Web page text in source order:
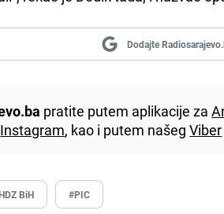
Dodajte
pratite putem aplikacije za
Instagram, kao i putem našegViber
BiH #PIC